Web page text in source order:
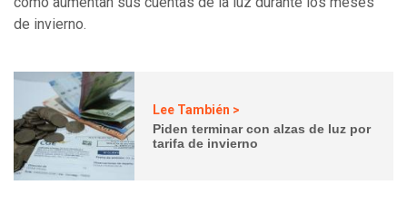
de invierno.
Lee También >
Piden terminar con alzas de luz por
tarifa de invierno